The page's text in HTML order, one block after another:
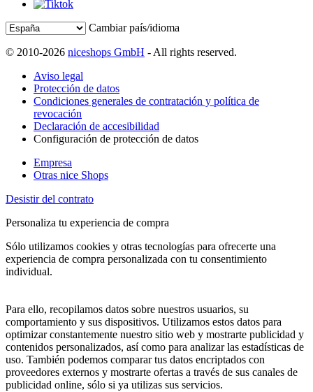
Cambiar país/idioma
© 2010-2026 niceshops GmbH - All rights reserved.
Aviso legal
Protección de datos
Condiciones generales de contratación y política de
revocación
Declaración de accesibilidad
Configuración de protección de datos
Empresa
Otras nice Shops
Desistir del contrato
Personaliza tu experiencia de compra
Sólo utilizamos cookies y otras tecnologías para ofrecerte una
experiencia de compra personalizada con tu consentimiento
individual.
Para ello, recopilamos datos sobre nuestros usuarios, su
comportamiento y sus dispositivos. Utilizamos estos datos para
optimizar constantemente nuestro sitio web y mostrarte publicidad y
contenidos personalizados, así como para analizar las estadísticas de
uso. También podemos comparar tus datos encriptados con
proveedores externos y mostrarte ofertas a través de sus canales de
publicidad online, sólo si ya utilizas sus servicios.